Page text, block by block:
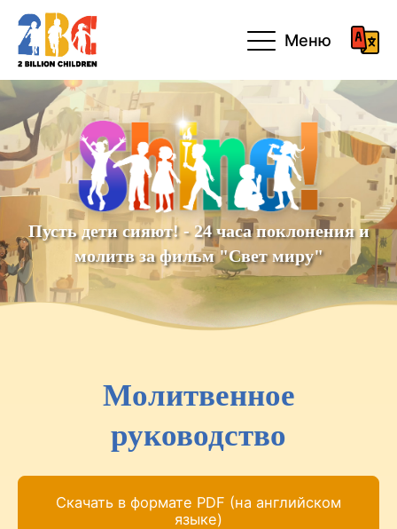
Меню
Пусть дети сияют! - 24 часа поклонения и
молитв за фильм "Свет миру"
Молитвенное
руководство
Скачать в формате PDF (на английском
языке)